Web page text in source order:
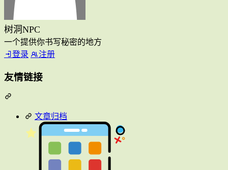
树洞NPC
一个提供你书写秘密的地方
登录
注册
友情链接
文章归档